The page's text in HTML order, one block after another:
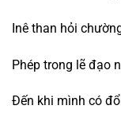
Inê than hỏi
Phép trong lẽ đạo
Đến khi mình có